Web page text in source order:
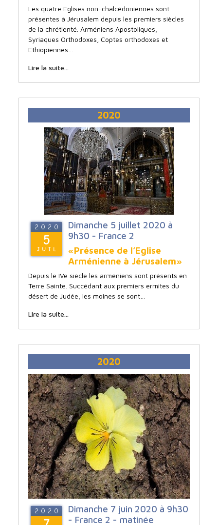
Les quatre Eglises non-chalcédoniennes sont
présentes à Jérusalem depuis les premiers siècles
de la chrétienté. Arméniens Apostoliques,
Syriaques Orthodoxes, Coptes orthodoxes et
Ethiopiennes…
Lire la suite...
2020
2020
5
JUIL
Dimanche 5 juillet 2020 à
9h30 - France 2
«Présence de l’Eglise
Arménienne à Jérusalem»
Depuis le IVe siècle les arméniens sont présents en
Terre Sainte. Succédant aux premiers ermites du
désert de Judée, les moines se sont…
Lire la suite...
2020
2020
Dimanche 7 juin 2020 à 9h30
- France 2 - matinée